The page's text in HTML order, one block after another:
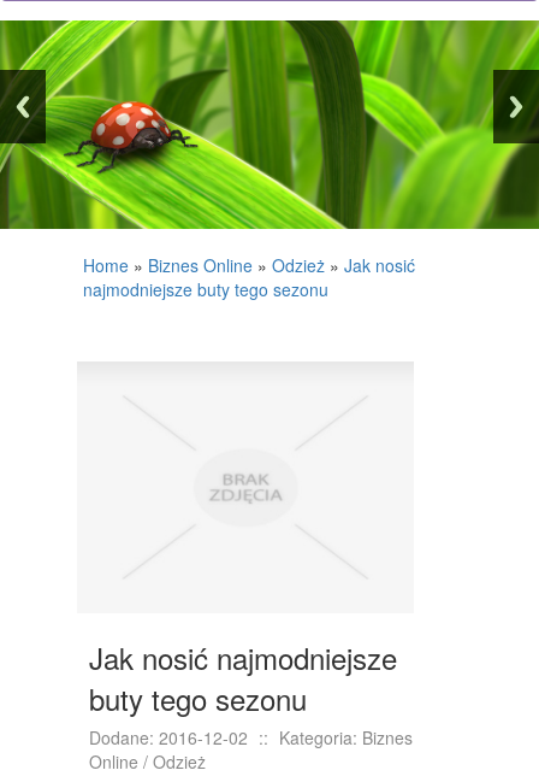
UBEZPIECZENIA
EKOLOGIA
BANKI, PRZELEWY, WALUTY, KANTORY
WYKOŃCZENIA
PROJEKTOWANIE
MATERIAŁY BUDOWLANE
NIERUCHOMOŚCI, DZIAŁKI
KURSY JĘZYKOWE
KURSY I SZKOLENIA
TŁUMACZENIA
Home » Biznes Online » Odzież » Jak nosić
najmodniejsze buty tego sezonu
Jak nosić najmodniejsze
buty tego sezonu
Dodane: 2016-12-02 :: Kategoria: Biznes
Online / Odzież